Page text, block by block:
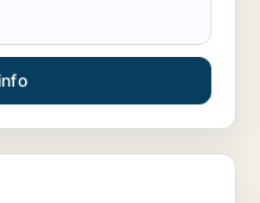
fastighetsmark eller